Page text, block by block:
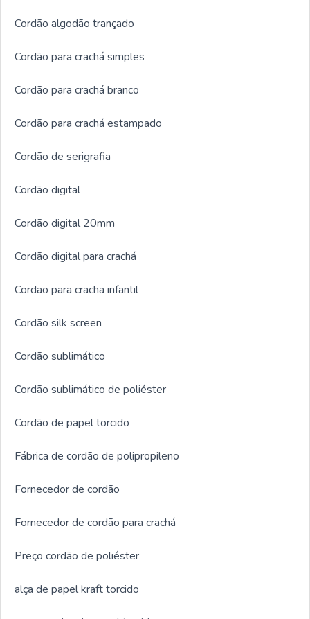
Cordão algodão trançado
Cordão para crachá simples
Cordão para crachá branco
Cordão para crachá estampado
Cordão de serigrafia
Cordão digital
Cordão digital 20mm
Cordão digital para crachá
Cordao para cracha infantil
Cordão silk screen
Cordão sublimático
Cordão sublimático de poliéster
Cordão de papel torcido
Fábrica de cordão de polipropileno
Fornecedor de cordão
Fornecedor de cordão para crachá
Preço cordão de poliéster
alça de papel kraft torcido